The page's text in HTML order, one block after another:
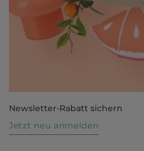
Newsletter-Rabatt sichern
Jetzt neu anmelden